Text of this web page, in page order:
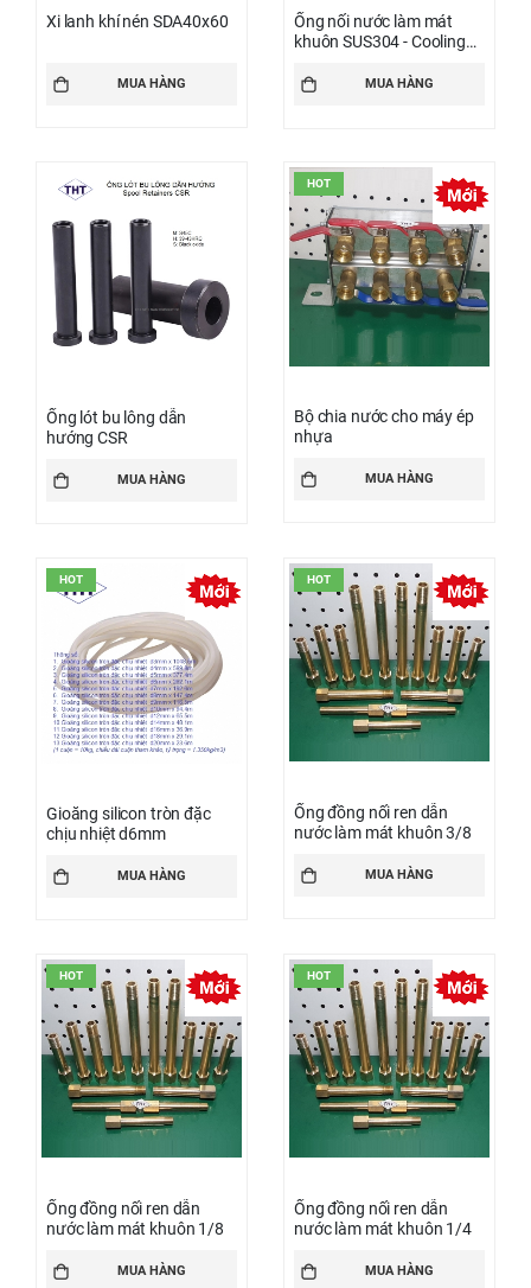
Xi lanh khí nén SDA40x60
MUA HÀNG
Ống nối nước làm mát
khuôn SUS304 - Cooling
MUA HÀNG
Ống lót bu lông dẫn
hướng CSR
MUA HÀNG
HOT
Bộ chia nước cho máy ép
nhựa
MUA HÀNG
HOT
Gioăng silicon tròn đặc
chịu nhiệt d6mm
MUA HÀNG
HOT
Ống đồng nối ren dẫn
nước làm mát khuôn 3/8
MUA HÀNG
HOT
Ống đồng nối ren dẫn
nước làm mát khuôn 1/8
MUA HÀNG
HOT
Ống đồng nối ren dẫn
nước làm mát khuôn 1/4
MUA HÀNG